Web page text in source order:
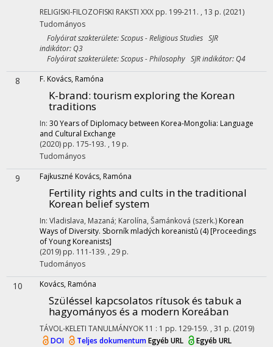
RELIGISKI-FILOZOFISKI RAKSTI XXX pp. 199-211. , 13 p. (2021)
Tudományos
Folyóirat szakterülete: Scopus - Religious Studies SJR
indikátor: Q3
Folyóirat szakterülete: Scopus - Philosophy SJR indikátor: Q4
8 F. Kovács, Ramóna
K-brand: tourism exploring the Korean
traditions
In: 30 Years of Diplomacy between Korea-Mongolia: Language
and Cultural Exchange
(2020) pp. 175-193. , 19 p.
Tudományos
9 Fajkuszné Kovács, Ramóna
Fertility rights and cults in the traditional
Korean belief system
In: Vladislava, Mazaná; Karolína, Šamánková (szerk.) Korean
Ways of Diversity. Sborník mladých koreanistů (4) [Proceedings
of Young Koreanists]
(2019) pp. 111-139. , 29 p.
Tudományos
10 Kovács, Ramóna
Szüléssel kapcsolatos rítusok és tabuk a
hagyományos és a modern Koreában
TÁVOL-KELETI TANULMÁNYOK 11 : 1 pp. 129-159. , 31 p. (2019)
DOI
Teljes dokumentumEgyéb URL
Egyéb URL